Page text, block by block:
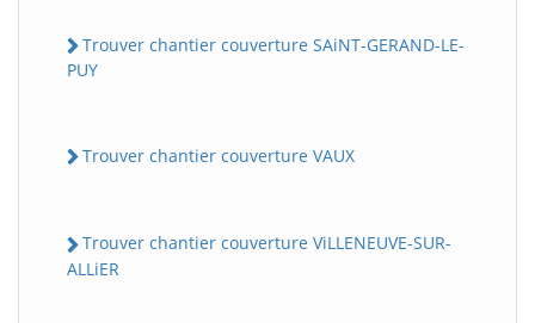
Trouver chantier couverture SAiNT-GERAND-LE-
PUY
Trouver chantier couverture VAUX
Trouver chantier couverture ViLLENEUVE-SUR-
ALLiER